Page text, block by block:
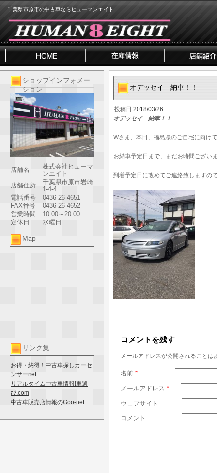
千葉県市原市の中古車ならヒューマンエイト
ショップインフォメー
ション
店舗名
株式会社ヒューマ
ンエイト
店舗住所
千葉県市原市岩崎
1-4-4
電話番号
0436-26-4651
FAX番号
0436-26-4652
営業時間
10:00～20:00
定休日
水曜日
Map
リンク集
お得・納得！中古車探しカーセ
ンサーnet
リアルタイム中古車情報!車選
び.com
中古車販売店情報のGoo-net
オデッセイ 納車！！
投稿日 2018/03/26
オデッセイ 納車！！
Wさま、本日、福島県のご自宅に向け
お納車予定日まで、まだお時間ござい
到着予定日に改めてご連絡致しますの
コメントを残す
メールアドレスが公開されることは
名前 *
メールアドレス *
ウェブサイト
コメント